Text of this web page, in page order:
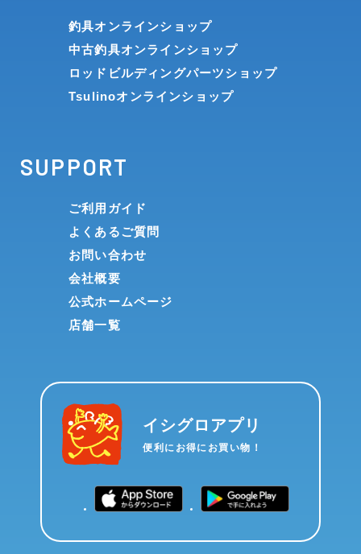
釣具オンラインショップ
中古釣具オンラインショップ
ロッドビルディングパーツショップ
Tsulinoオンラインショップ
SUPPORT
ご利用ガイド
よくあるご質問
お問い合わせ
会社概要
公式ホームページ
店舗一覧
イシグロアプリ
便利にお得にお買い物！